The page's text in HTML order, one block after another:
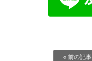
« 前の記事